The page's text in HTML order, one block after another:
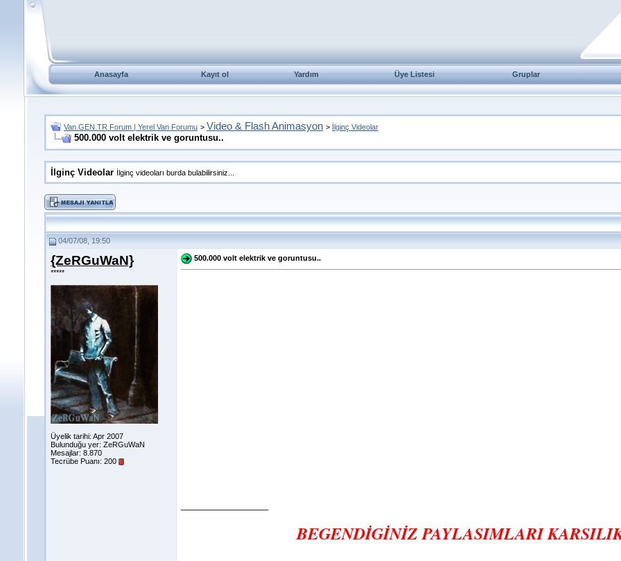
Anasayfa Kayıt ol Yardım Üye Listesi Gruplar
Van.GEN.TR Forum | Yerel Van Forumu > Video & Flash Animasyon > İlginç Videolar
500.000 volt elektrik ve goruntusu..
İlginç Videolar İlginç videoları burda bulabilirsiniz...
04/07/08, 19:50
{ZeRGuWaN}
*****
Üyelik tarihi: Apr 2007
Bulunduğu yer: ZeRGuWaN
Mesajlar: 8.870
Tecrübe Puanı: 200
500.000 volt elektrik ve goruntusu..
BEGENDİGİNİZ PAYLASIMLARI